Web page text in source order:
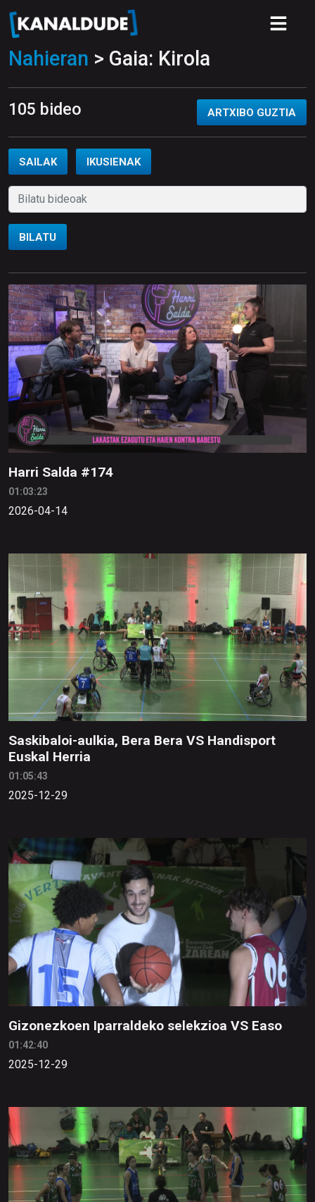
Nahieran > Gaia: Kirola
105 bideo ARTXIBO GUZTIA
SAILAK IKUSIENAK
BILATU
Harri Salda #174
01:03:23
2026-04-14
Saskibaloi-aulkia, Bera Bera VS Handisport
Euskal Herria
01:05:43
2025-12-29
Gizonezkoen Iparraldeko selekzioa VS Easo
01:42:40
2025-12-29